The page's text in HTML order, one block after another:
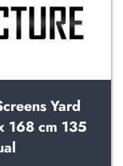
Yard
168 cm 135